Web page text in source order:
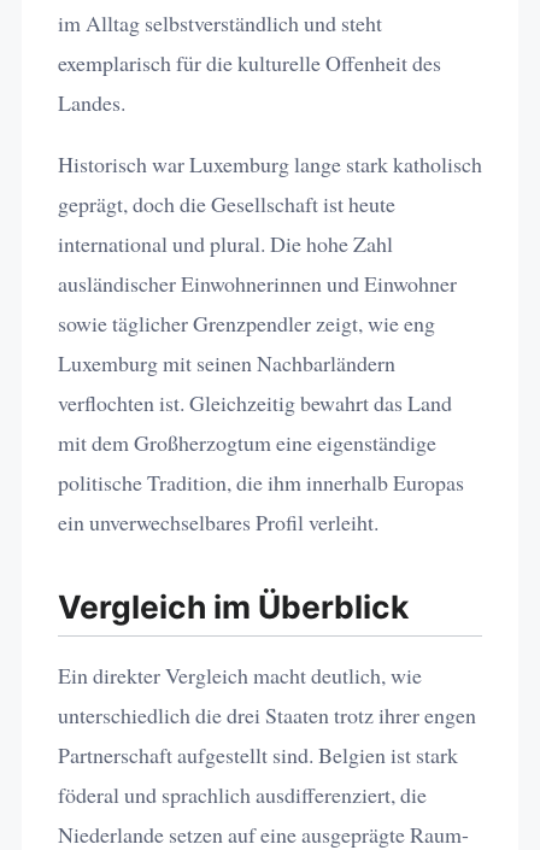
im Alltag selbstverständlich und steht
exemplarisch für die kulturelle Offenheit des
Landes.
Historisch war Luxemburg lange stark katholisch
geprägt, doch die Gesellschaft ist heute
international und plural. Die hohe Zahl
ausländischer Einwohnerinnen und Einwohner
sowie täglicher Grenzpendler zeigt, wie eng
Luxemburg mit seinen Nachbarländern
verflochten ist. Gleichzeitig bewahrt das Land
mit dem Großherzogtum eine eigenständige
politische Tradition, die ihm innerhalb Europas
ein unverwechselbares Profil verleiht.
Vergleich im Überblick
Ein direkter Vergleich macht deutlich, wie
unterschiedlich die drei Staaten trotz ihrer engen
Partnerschaft aufgestellt sind. Belgien ist stark
föderal und sprachlich ausdifferenziert, die
Niederlande setzen auf eine ausgeprägte Raum-